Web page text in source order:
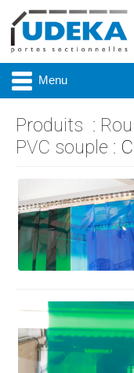
Menu
Actualité
Produits
Réalisations
Marques
Contact & accès
Produits :
PVC souple :